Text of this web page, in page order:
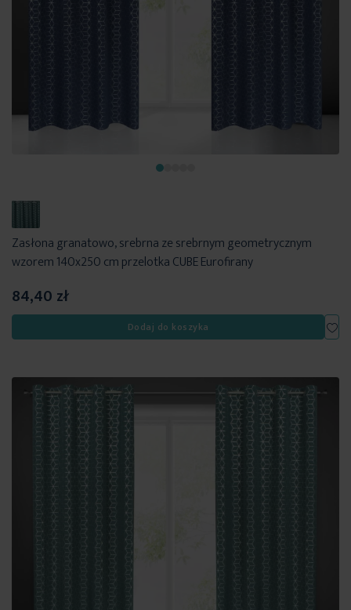
Zasłona granatowo, srebrna ze srebrnym geometrycznym
wzorem 140x250 cm przelotka CUBE Eurofirany
84,40 zł
Dodaj do koszyka